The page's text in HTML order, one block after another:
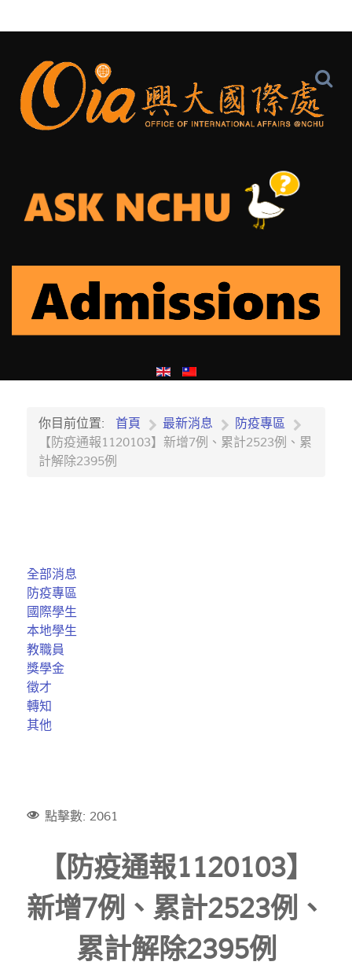
你目前位置: 首頁 最新消息
防疫專區
【防疫通報1120103】新增7例、累計2523例、累
計解除2395例
全部消息
防疫專區
國際學生
本地學生
教職員
獎學金
徵才
轉知
其他
點擊數: 2061
【防疫通報1120103】
新增7例、累計2523例、
累計解除2395例